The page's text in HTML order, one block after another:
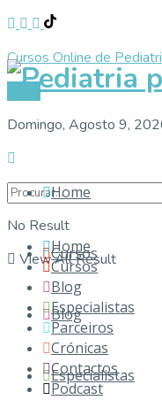
Cursos Online de
Domingo, Agosto 9,
No Result
View All Result
Home
Cursos
Blog
Especialistas
Home
Cursos
Blog
Especialistas
Parceiros
Crónicas
Contactos
Podcast